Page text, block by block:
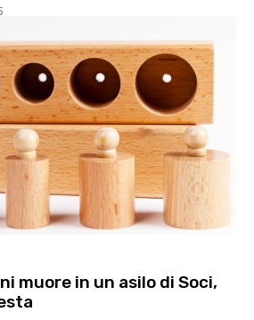
muore in un asilo di Soci,